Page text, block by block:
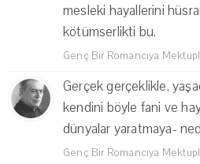
mesleki hayallerini
kötümserlikti bu.
Genç Bir Romancıya
Gerçek gerçeklikle,
kendini böyle fani ve
dünyalar yaratmaya-
Genç Bir Romancıya